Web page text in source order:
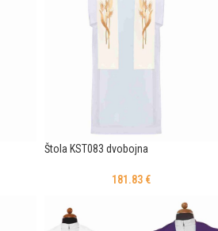
Štola KST083 dvobojna
181.83 €